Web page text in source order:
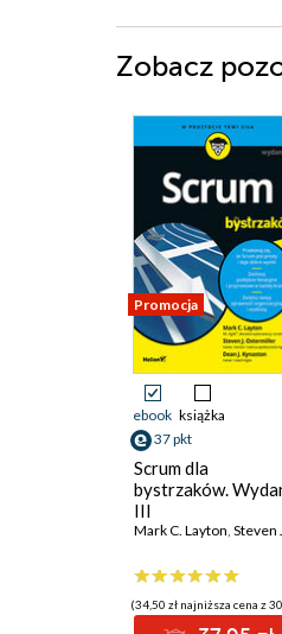
Zobacz
Promocja
ebook książka
37 pkt
Scrum dla
bystrzaków.
III
Mark C. Layton Steven J.
(34,50 zł najniższa cena z